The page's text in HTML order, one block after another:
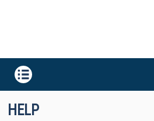
HELP